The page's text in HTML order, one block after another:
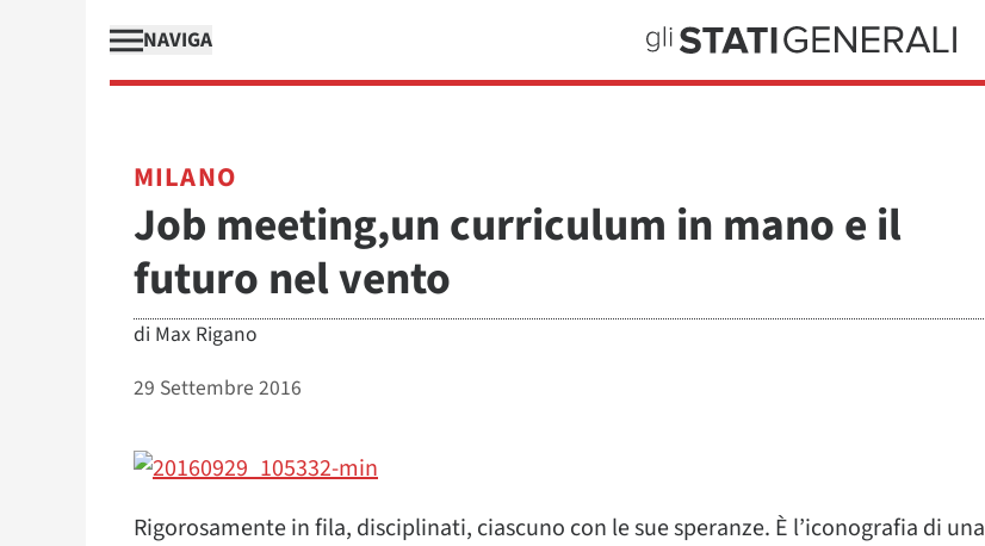
NAVIGA
MILANO
Job meeting,un curriculum in mano e il
futuro nel vento
di Max Rigano
29 Settembre 2016
Rigorosamente in fila, disciplinati, ciascuno con le sue speranze. È l’iconografia di una